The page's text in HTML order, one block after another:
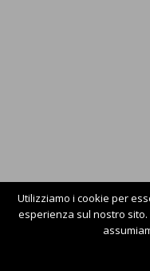
Utilizziamo i cookie per
esperienza sul nostro